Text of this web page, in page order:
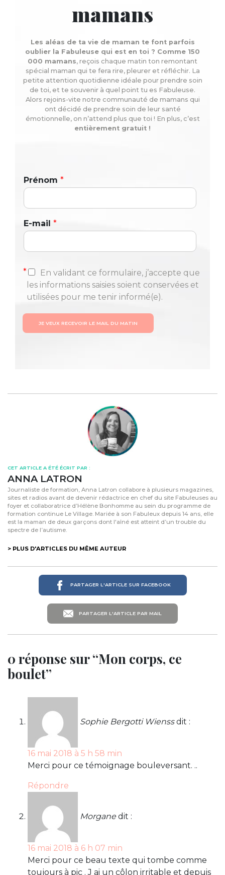
mamans
Les aléas de ta vie de maman te font parfois
oublier la Fabuleuse qui est en toi ? Comme 150
000 mamans, reçois chaque matin ton remontant
spécial maman qui te fera rire, pleurer et réfléchir. La
petite attention quotidienne idéale pour prendre soin
de toi, et te souvenir à quel point tu es Fabuleuse.
Alors rejoins-vite notre communauté de mamans qui
ont décidé de prendre soin de leur santé
émotionnelle, on n’attend plus que toi ! En plus, c’est
entièrement gratuit !
Prénom *
E-mail *
*
En validant ce formulaire, j’accepte que
les informations saisies soient conservées et
utilisées pour me tenir informé(e).
JE VEUX RECEVOIR LE MAIL DU MATIN
CET ARTICLE A ÉTÉ ÉCRIT PAR :
ANNA LATRON
Journaliste de formation, Anna Latron collabore à plusieurs magazines,
sites et radios avant de devenir rédactrice en chef du site Fabuleuses au
foyer et collaboratrice d’Hélène Bonhomme au sein du programme de
formation continue Le Village. Mariée à son Fabuleux depuis 14 ans, elle
est la maman de deux garçons dont l'aîné est atteint d’un trouble du
spectre de l’autisme.
> PLUS D'ARTICLES DU MÊME AUTEUR
PARTAGER L'ARTICLE SUR FACEBOOK
PARTAGER L'ARTICLE PAR MAIL
0 réponse sur “Mon corps, ce
boulet”
Sophie Bergotti Wienss dit :
16 mai 2018 à 5 h 58 min
Merci pour ce témoignage bouleversant. ..
Répondre
Morgane dit :
16 mai 2018 à 6 h 07 min
Merci pour ce beau texte qui tombe comme
toujours à pic . J ai un côlon irritable et depuis